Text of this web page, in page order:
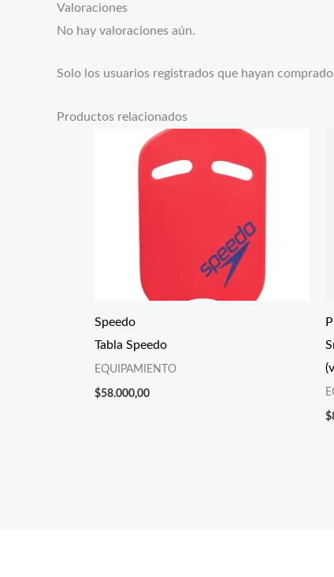
Valoraciones
No hay valoraciones aún.
Solo los usuarios registrados que hayan
Productos relacionados
Speedo
Tabla Speedo
EQUIPAMIENTO
$58.000,00
$